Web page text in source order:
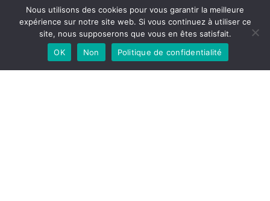
Une question, un
projet d’achat, laissez
Nous utilisons des cookies pour vous garantir la meilleure
expérience sur notre site web. Si vous continuez à utiliser ce
site, nous supposerons que vous en êtes satisfait.
OK
Non Politique de confidentialité